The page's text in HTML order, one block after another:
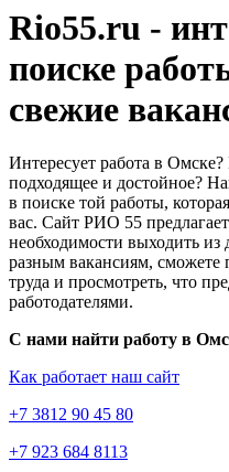
Rio55.ru -
поиске
свежие
Интересует работа в
подходящее и достойное?
в поиске той работы,
вас. Сайт РИО 55
необходимости выходить
разным вакансиям, сможете
труда и просмотреть, что
работодателями.
С нами найти работу в
Как работает наш сайт
+7 3812 90 45 80
+7 923 684 8113